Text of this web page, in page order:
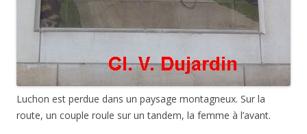
Luchon est perdue dans un paysage montagneux. Sur la
route, un couple roule sur un tandem, la femme à l’avant.